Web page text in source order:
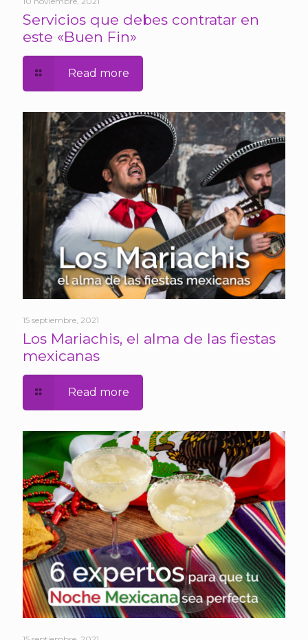
Servicios que debes contratar en
este «Buen Fin»
Read more
15 septiembre, 2021
Los Mariachis, el alma de las fiestas
mexicanas
Read more